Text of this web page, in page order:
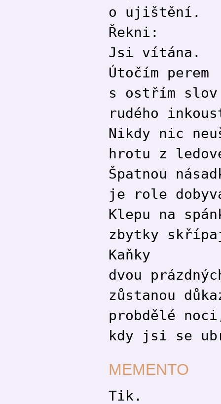
o ujištění.
Řekni:
Jsi vítána.
Útočím perem
s ostřím slov
rudého
Nikdy nic
hrotu z
Špatnou
je role
Klepu na
zbytky
Kaňky
dvou
zůstanou
probdělé
kdy jsi se
MEMENTO
Tik.